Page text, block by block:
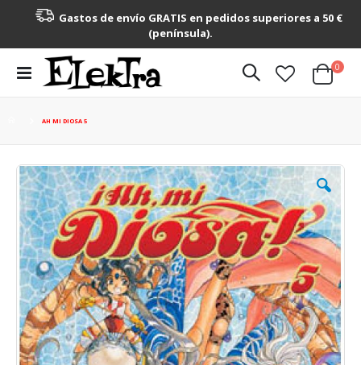
Gastos de envío GRATIS en pedidos superiores a 50 €
(península).
Toggle
Nav
Cart
0
AH MI DIOSA 5
Saltar
al
final
de
la
galería
de
imágenes